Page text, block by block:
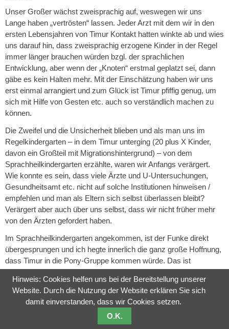
Unser Großer wächst zweisprachig auf, weswegen wir uns
Lange haben „vertrösten“ lassen. Jeder Arzt mit dem wir in den
ersten Lebensjahren von Timur Kontakt hatten winkte ab und wies
uns darauf hin, dass zweisprachig erzogene Kinder in der Regel
immer länger brauchen würden bzgl. der sprachlichen
Entwicklung, aber wenn der „Knoten“ erstmal geplatzt sei, dann
gäbe es kein Halten mehr. Mit der Einschätzung haben wir uns
erst einmal arrangiert und zum Glück ist Timur pfiffig genug, um
sich mit Hilfe von Gesten etc. auch so verständlich machen zu
können.
Die Zweifel und die Unsicherheit blieben und als man uns im
Regelkindergarten – in dem Timur unterging (20 plus X Kinder,
davon ein Großteil mit Migrationshintergrund) – von dem
Sprachheilkindergarten erzählte, waren wir Anfangs verärgert.
Wie konnte es sein, dass viele Ärzte und U-Untersuchungen,
Gesundheitsamt etc. nicht auf solche Institutionen hinweisen /
empfehlen und man als Eltern sich selbst überlassen bleibt?
Verärgert aber auch über uns selbst, dass wir nicht früher mehr
von den Ärzten gefordert haben.
Im Sprachheilkindergarten angekommen, ist der Funke direkt
übergesprungen und ich hegte innerlich die ganz große Hoffnung,
dass Timur in die Pony-Gruppe kommen würde. Das ist
Wertschätzung ggü. den anderen Gruppen und deren
Erzieherinnen, aber hier sagte mir mein Bauch, dass sich Timur
schnell wohl fühlen würde.
An der Stelle auch noch einmal ein Lob und Dank an Frau
Hinweis: Cookies helfen uns bei der Bereitstellung unserer
Website. Durch die Nutzung der Website erklären Sie sich
damit einverstanden, dass wir Cookies setzen.
O.K.